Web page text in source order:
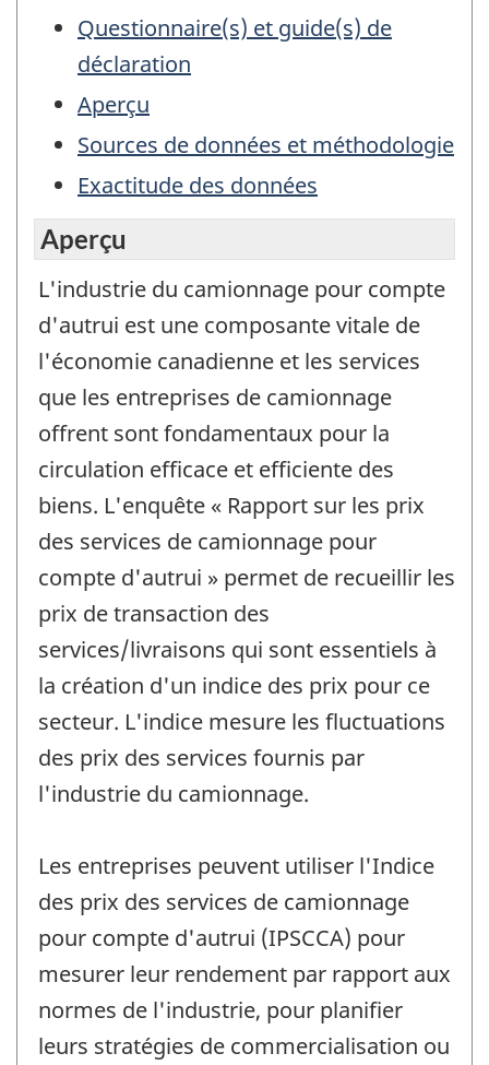
Questionnaire(s) et guide(s) de
déclaration
Aperçu
Sources de données et méthodologie
Exactitude des données
Aperçu
L'industrie du camionnage pour compte
d'autrui est une composante vitale de
l'économie canadienne et les services
que les entreprises de camionnage
offrent sont fondamentaux pour la
circulation efficace et efficiente des
biens. L'enquête « Rapport sur les prix
des services de camionnage pour
compte d'autrui » permet de recueillir les
prix de transaction des
services/livraisons qui sont essentiels à
la création d'un indice des prix pour ce
secteur. L'indice mesure les fluctuations
des prix des services fournis par
l'industrie du camionnage.
Les entreprises peuvent utiliser l'Indice
des prix des services de camionnage
pour compte d'autrui (IPSCCA) pour
mesurer leur rendement par rapport aux
normes de l'industrie, pour planifier
leurs stratégies de commercialisation ou